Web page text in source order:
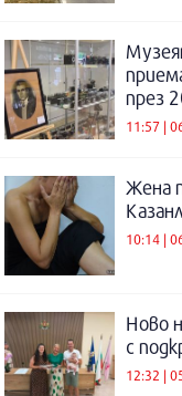
през
11:57 |
Жена
10:14 |
Ново
с
12:32 |